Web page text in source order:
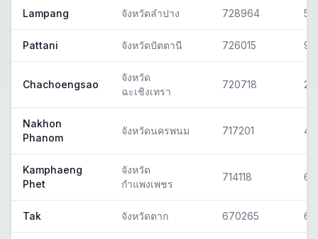
Lampang จังหวัดลำปาง 728964 52
Pattani จังหวัดปัตตานี 726015 94
Chachoengsao
จังหวัด
ฉะเชิงเทรา
720718 24
Nakhon
Phanom
จังหวัดนครพนม 717201 48
Kamphaeng
Phet
จังหวัด
กำแพงเพชร
714118 62
Tak จังหวัดตาก 670265 63